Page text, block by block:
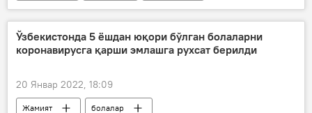
Ўзбекистонда 5 ёшдан юқори бўлган болаларни
коронавирусга қарши эмлашга рухсат берилди
20 Январ 2022, 18:09
Жамият
болалар